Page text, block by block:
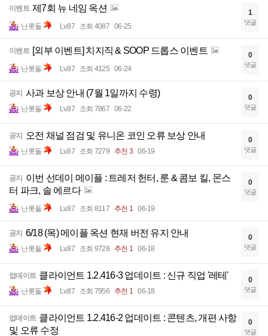
이벤트 제7회 뉴 네임 옥션
난롯돌 Lv.87 조회 4087 06-25
1
댓글
이벤트 [외부 이벤트] 치지직 & SOOP 드롭스 이벤트
난롯돌 Lv.87 조회 4125 06-24
0
댓글
공지 사과 보상 안내 (7월 1일까지 수령)
난롯돌 Lv.87 조회 7867 06-22
0
댓글
공지 오전 채널 점검 및 유니온 코인 오류 보상 안내
난롯돌 Lv.87 조회 7279 추천 3 06-19
0
댓글
공지
이번 선데이 메이플 : 트레저 헌터, 룬 & 콤보 킬, 몬스
터 파크, 솔 에르다
난롯돌 Lv.87 조회 8117 추천 1 06-19
0
댓글
공지 6/18 (목) 메이플 옥션 현재 버전 유지 안내
난롯돌 Lv.87 조회 9728 추천 1 06-18
0
댓글
업데이트 클라이언트 1.2.416-3 업데이트 : 신규 직업 '레테'
난롯돌 Lv.87 조회 7956 추천 1 06-18
0
댓글
업데이트 클라이언트 1.2.416-2 업데이트 : 콘텐츠, 개편 사항
및 오류 수정
0
댓글